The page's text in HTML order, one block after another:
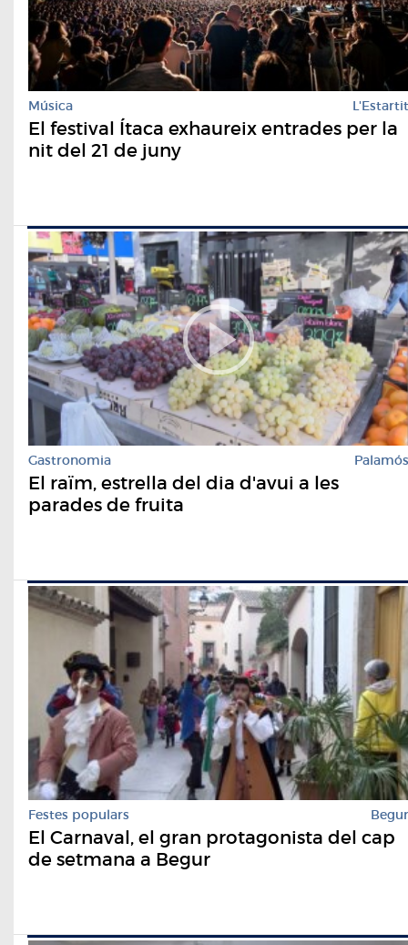
Música L'Estartit
El festival Ítaca exhaureix entrades per la
nit del 21 de juny
Gastronomia Palamós
El raïm, estrella del dia d'avui a les
parades de fruita
Festes populars Begur
El Carnaval, el gran protagonista del cap
de setmana a Begur